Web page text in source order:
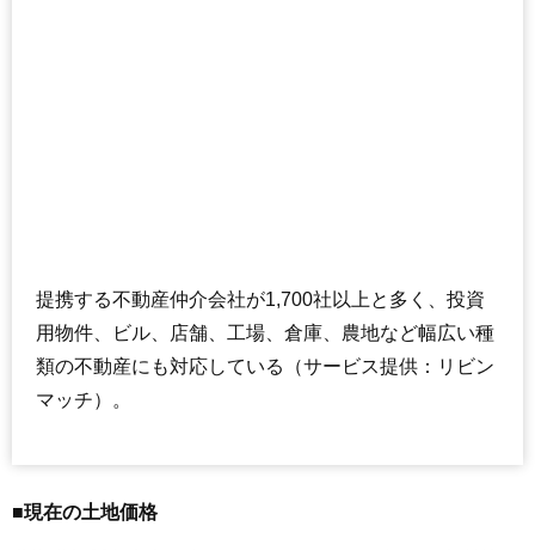
提携する不動産仲介会社が1,700社以上と多く、投資
用物件、ビル、店舗、工場、倉庫、農地など幅広い種
類の不動産にも対応している（サービス提供：リビン
マッチ）。
■現在の土地価格